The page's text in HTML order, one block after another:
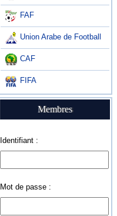
FAF
Union Arabe de Football
CAF
FIFA
Membres
Identifiant :
Mot de passe :